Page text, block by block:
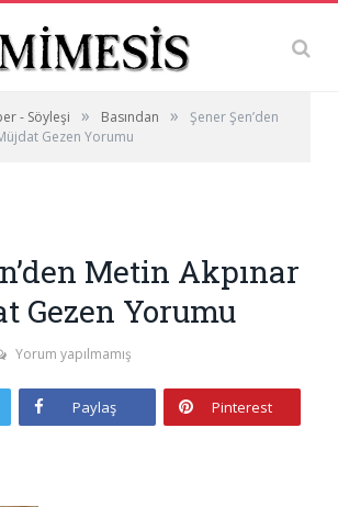
- Söyleşi » Basından »
Şener Şen’den
Gezen Yorumu
Metin Akpınar
Gezen Yorumu
Yorum yapılmamış
Paylaş Pinterest